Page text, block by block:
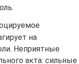
на
Неприятные
акта: сильные